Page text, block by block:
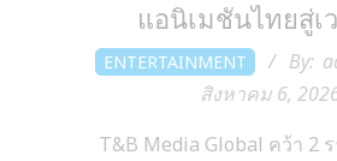
แอนิเมชันไทยสู่เ
2026-
08-
ENTERTAINMENT By:
สิงหาคม 6,
T&B Media Global คว้า 2